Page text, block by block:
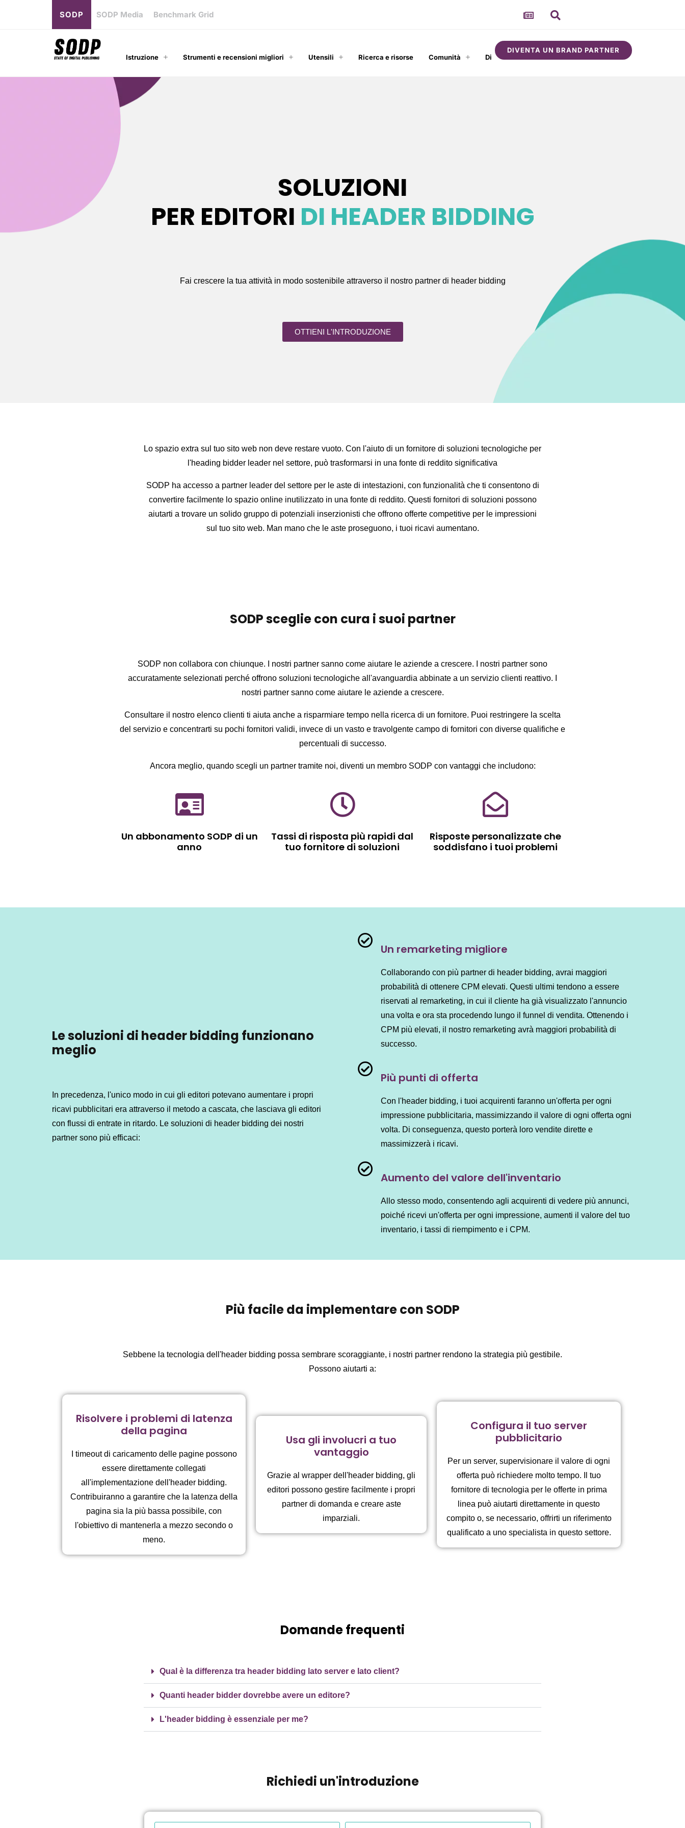
SODP SODP Media Benchmark Grid
Istruzione Strumenti e recensioni migliori Utensili Ricerca e risorse Comunità Di
DIVENTA UN BRAND PARTNER
SOLUZIONI
PER EDITORI DI HEADER BIDDING
Fai crescere la tua attività in modo sostenibile attraverso il nostro partner di header bidding
OTTIENI L'INTRODUZIONE
Lo spazio extra sul tuo sito web non deve restare vuoto. Con l'aiuto di un fornitore di soluzioni tecnologiche per
l'heading bidder leader nel settore, può trasformarsi in una fonte di reddito significativa
SODP ha accesso a partner leader del settore per le aste di intestazioni, con funzionalità che ti consentono di
convertire facilmente lo spazio online inutilizzato in una fonte di reddito. Questi fornitori di soluzioni possono
aiutarti a trovare un solido gruppo di potenziali inserzionisti che offrono offerte competitive per le impressioni
sul tuo sito web. Man mano che le aste proseguono, i tuoi ricavi aumentano.
SODP sceglie con cura i suoi partner
SODP non collabora con chiunque. I nostri partner sanno come aiutare le aziende a crescere. I nostri partner sono
accuratamente selezionati perché offrono soluzioni tecnologiche all'avanguardia abbinate a un servizio clienti reattivo. I
nostri partner sanno come aiutare le aziende a crescere.
Consultare il nostro elenco clienti ti aiuta anche a risparmiare tempo nella ricerca di un fornitore. Puoi restringere la scelta
del servizio e concentrarti su pochi fornitori validi, invece di un vasto e travolgente campo di fornitori con diverse qualifiche e
percentuali di successo.
Ancora meglio, quando scegli un partner tramite noi, diventi un membro SODP con vantaggi che includono:
Un abbonamento SODP di un
anno
Tassi di risposta più rapidi dal
tuo fornitore di soluzioni
Risposte personalizzate che
soddisfano i tuoi problemi
Le soluzioni di header bidding funzionano
meglio
In precedenza, l'unico modo in cui gli editori potevano aumentare i propri
ricavi pubblicitari era attraverso il metodo a cascata, che lasciava gli editori
con flussi di entrate in ritardo. Le soluzioni di header bidding dei nostri
partner sono più efficaci:
Un remarketing migliore
Collaborando con più partner di header bidding, avrai maggiori
probabilità di ottenere CPM elevati. Questi ultimi tendono a essere
riservati al remarketing, in cui il cliente ha già visualizzato l'annuncio
una volta e ora sta procedendo lungo il funnel di vendita. Ottenendo i
CPM più elevati, il nostro remarketing avrà maggiori probabilità di
successo.
Più punti di offerta
Con l'header bidding, i tuoi acquirenti faranno un'offerta per ogni
impressione pubblicitaria, massimizzando il valore di ogni offerta ogni
volta. Di conseguenza, questo porterà loro vendite dirette e
massimizzerà i ricavi.
Aumento del valore dell'inventario
Allo stesso modo, consentendo agli acquirenti di vedere più annunci,
poiché ricevi un'offerta per ogni impressione, aumenti il ​​valore del tuo
inventario, i tassi di riempimento e i CPM.
Più facile da implementare con SODP
Sebbene la tecnologia dell'header bidding possa sembrare scoraggiante, i nostri partner rendono la strategia più gestibile.
Possono aiutarti a:
Risolvere i problemi di latenza
della pagina
I timeout di caricamento delle pagine possono
essere direttamente collegati
all'implementazione dell'header bidding.
Contribuiranno a garantire che la latenza della
pagina sia la più bassa possibile, con
l'obiettivo di mantenerla a mezzo secondo o
meno.
Usa gli involucri a tuo
vantaggio
Grazie al wrapper dell'header bidding, gli
editori possono gestire facilmente i propri
partner di domanda e creare aste
imparziali.
Configura il tuo server
pubblicitario
Per un server, supervisionare il valore di ogni
offerta può richiedere molto tempo. Il tuo
fornitore di tecnologia per le offerte in prima
linea può aiutarti direttamente in questo
compito o, se necessario, offrirti un riferimento
qualificato a uno specialista in questo settore.
Domande frequenti
Qual è la differenza tra header bidding lato server e lato client?
Quanti header bidder dovrebbe avere un editore?
L'header bidding è essenziale per me?
Richiedi un'introduzione